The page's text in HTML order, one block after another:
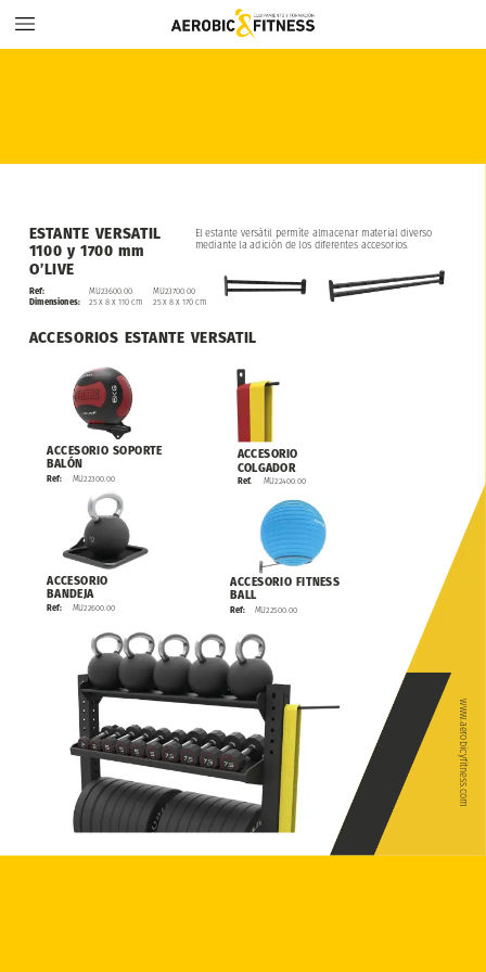
www.aerobicyfitness.com
El estante versátil permíte almacenar material diverso
mediante la adición de los diferentes accesorios.
ESTANTE VERSATIL
1100 y 1700 mm
O’LIVE
ACCESORIOS ESTANTE VERSATIL
Ref:
Dimensiones:
MU23600.00
25 x 8 x 110 cm
MU23700.00
25 x 8 x 170 cm
ACCESORIO SOPORTE
BALÓN
Ref: MU22300.00
ACCESORIO
COLGADOR
Ref. MU22400.00
ACCESORIO
BANDEJA
Ref: MU22600.00
ACCESORIO FITNESS
BALL
Ref: MU22500.00